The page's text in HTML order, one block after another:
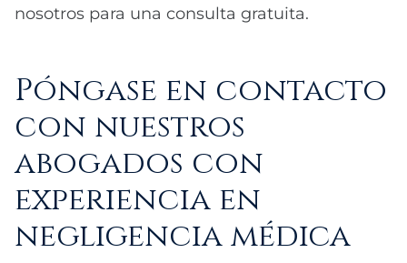
nosotros para una consulta gratuita.
Póngase en contacto
con nuestros
abogados con
experiencia en
negligencia médica